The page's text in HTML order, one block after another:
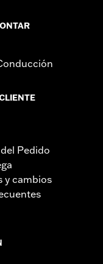
Pedido
y cambios